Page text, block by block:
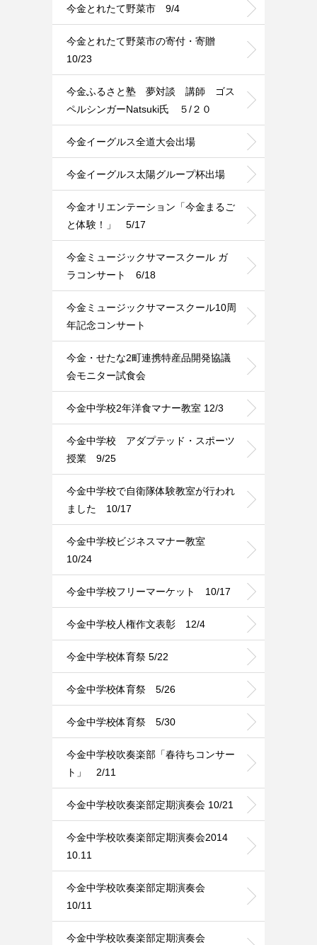
今金とれたて野菜市 9/4
今金とれたて野菜市の寄付・寄贈
10/23
今金ふるさと塾 夢対談 講師 ゴス
ペルシンガーNatsuki氏 ５/２０
今金イーグルス全道大会出場
今金イーグルス太陽グループ杯出場
今金オリエンテーション「今金まるご
と体験！」 5/17
今金ミュージックサマースクール ガ
ラコンサート 6/18
今金ミュージックサマースクール10周
年記念コンサート
今金・せたな2町連携特産品開発協議
会モニター試食会
今金中学校2年洋食マナー教室 12/3
今金中学校 アダプテッド・スポーツ
授業 9/25
今金中学校で自衛隊体験教室が行われ
ました 10/17
今金中学校ビジネスマナー教室
10/24
今金中学校フリーマーケット 10/17
今金中学校人権作文表彰 12/4
今金中学校体育祭 5/22
今金中学校体育祭 5/26
今金中学校体育祭 5/30
今金中学校吹奏楽部「春待ちコンサー
ト」 2/11
今金中学校吹奏楽部定期演奏会 10/21
今金中学校吹奏楽部定期演奏会2014
10.11
今金中学校吹奏楽部定期演奏会
10/11
今金中学校吹奏楽部定期演奏会